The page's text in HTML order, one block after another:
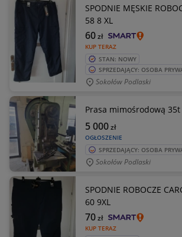
SPODNIE MĘSKIE
58 8 XL
KUP TERAZ
60zł
STAN: NOWY
SPRZEDAJĄCY: OSOBA
Sokołów Podlaski
Prasa mimośrodową 35t
OGŁOSZENIE
5 000zł
SPRZEDAJĄCY: OSOBA
Sokołów Podlaski
SPODNIE ROBOCZE
60 9XL
KUP TERAZ
70zł